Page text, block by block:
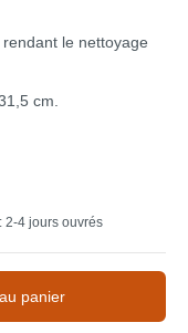
le nettoyage
cm.
2-4 jours ouvrés
panier